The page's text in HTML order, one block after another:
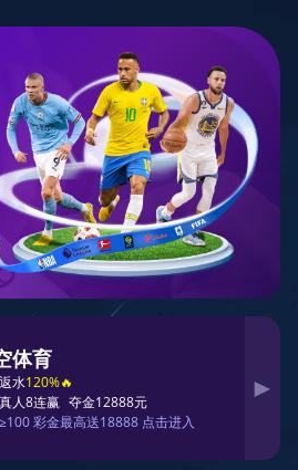
404
一个平行宇宙中的页面
面可能跑到了另一个平行宇宙中。
可以先返回首页
返回首页